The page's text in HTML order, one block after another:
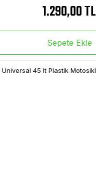
1.290,00 TL
Sepete Ekle